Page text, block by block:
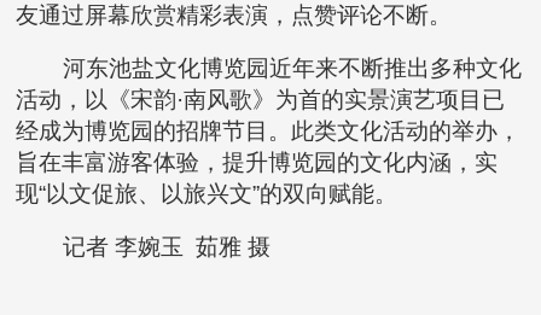
友通过屏幕欣赏精彩表演，点赞评论不断。
河东池盐文化博览园近年来不断推出多种文化
活动，以《宋韵·南风歌》为首的实景演艺项目已
经成为博览园的招牌节目。此类文化活动的举办，
旨在丰富游客体验，提升博览园的文化内涵，实
现“以文促旅、以旅兴文”的双向赋能。
记者 李婉玉 茹雅 摄